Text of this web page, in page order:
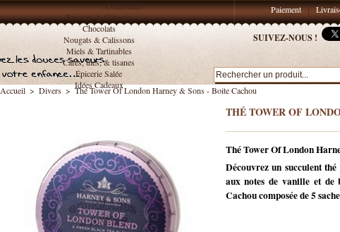
Paiement
SUIVEZ-NOUS !
Confiseries
Biscuits & Gâteaux
Chocolats
Nougats & Calissons
Miels & Tartinables
Cafés, thés, & tisanes
Épicerie Salée
Idées Cadeaux
Accueil > Divers > Thé Tower Of London Harney & Sons - Boite Cachou
THÉ TOWER OF
Thé Tower Of London
Découvrez un succulent
aux notes de vanille et de
Cachou composée de 5